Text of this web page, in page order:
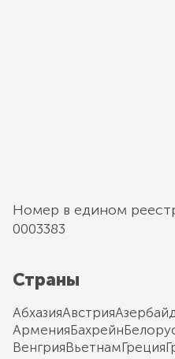
Номер в едином
0003383
Страны
АбхазияАвстрия
АрменияБахрейн
ВенгрияВьетнамГреция